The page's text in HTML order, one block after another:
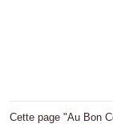
Cette page "Au Bon